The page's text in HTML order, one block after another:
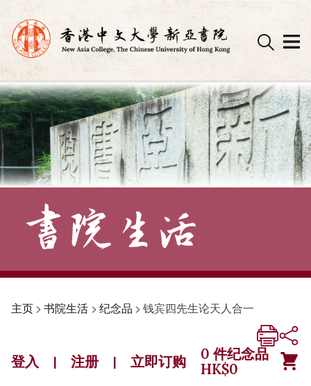
Skip
to
content
主页> 书院生活 > 纪念品 > 钱宾四先生论天人合一
登入 | 注册 | 立即订购 0 件纪念品
HK$0